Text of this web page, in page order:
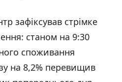
зафіксував стрімке
станом на 9:30
споживання
на 8,2% перевищив